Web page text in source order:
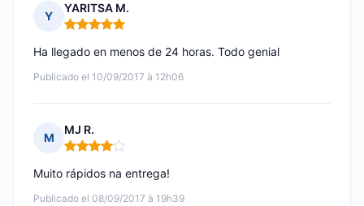
Y
YARITSA M.
Nota: 5 de 5
Publicado el 10/09/2017 à 12h06
Ha llegado en menos de 24 horas. Todo genial
M
MJ R.
Nota: 4 de 5
Publicado el 08/09/2017 à 19h39
Muito rápidos na entrega!